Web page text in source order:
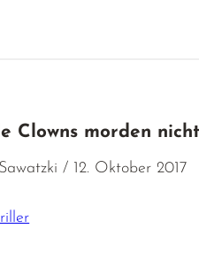
Clowns morden
/ 12. Oktober 2017